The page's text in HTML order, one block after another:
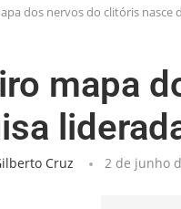
dos nervos do clitóris
mapa
Cruz 2 de junho